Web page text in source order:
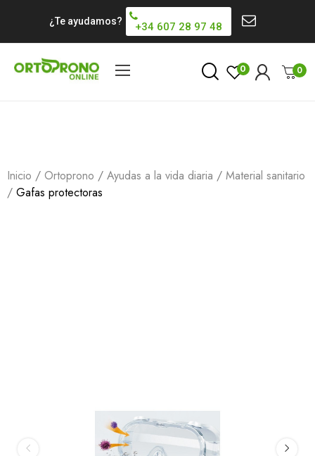
¿Te ayudamos? +34 607 28 97 48
0 0
Inicio Ortoprono Ayudas a la vida diaria
Material sanitario
Gafas protectoras